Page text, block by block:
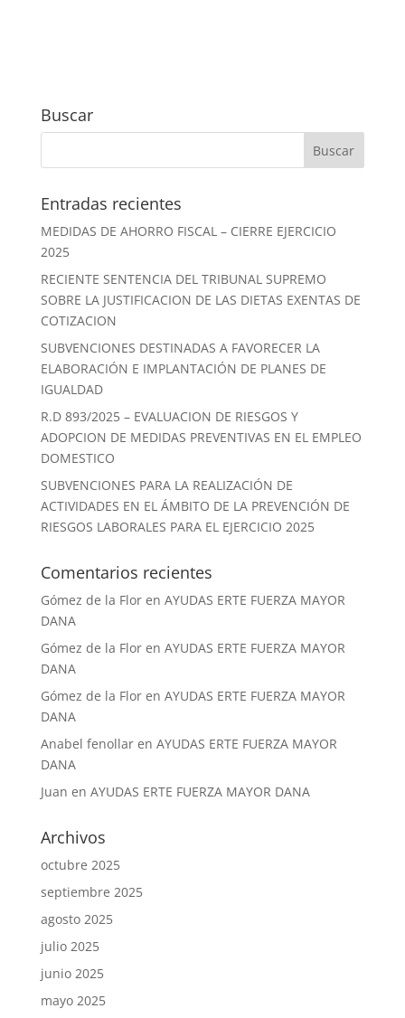
Buscar
Entradas recientes
MEDIDAS DE AHORRO FISCAL – CIERRE EJERCICIO
2025
RECIENTE SENTENCIA DEL TRIBUNAL SUPREMO
SOBRE LA JUSTIFICACION DE LAS DIETAS EXENTAS DE
COTIZACION
SUBVENCIONES DESTINADAS A FAVORECER LA
ELABORACIÓN E IMPLANTACIÓN DE PLANES DE
IGUALDAD
R.D 893/2025 – EVALUACION DE RIESGOS Y
ADOPCION DE MEDIDAS PREVENTIVAS EN EL EMPLEO
DOMESTICO
SUBVENCIONES PARA LA REALIZACIÓN DE
ACTIVIDADES EN EL ÁMBITO DE LA PREVENCIÓN DE
RIESGOS LABORALES PARA EL EJERCICIO 2025
Comentarios recientes
Gómez de la Floren AYUDAS ERTE FUERZA MAYOR
DANA
Gómez de la Floren AYUDAS ERTE FUERZA MAYOR
DANA
Gómez de la Floren AYUDAS ERTE FUERZA MAYOR
DANA
Anabel fenollaren AYUDAS ERTE FUERZA MAYOR
DANA
Juan en AYUDAS ERTE FUERZA MAYOR DANA
Archivos
octubre 2025
septiembre 2025
agosto 2025
julio 2025
junio 2025
mayo 2025